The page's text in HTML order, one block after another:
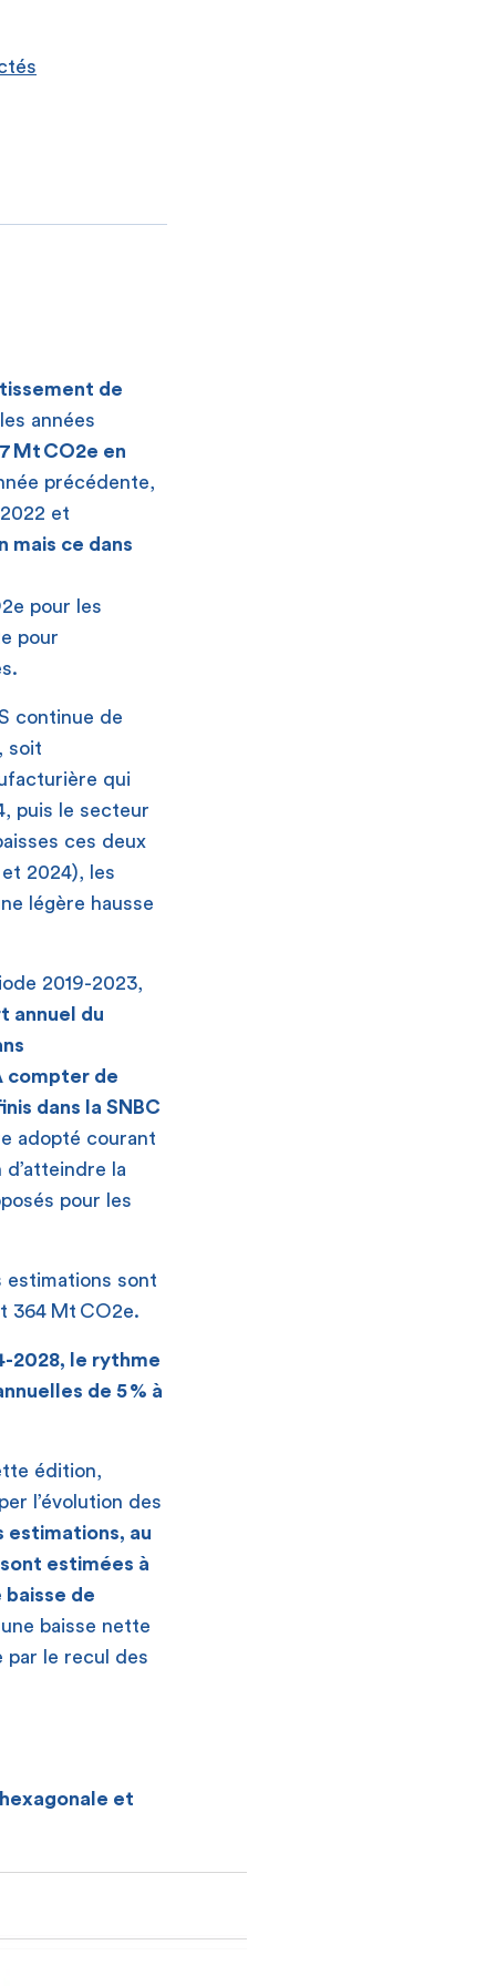
de
années
Mt CO2e en
précédente,
et
mais ce dans
2e pour les
e pour
continue de
soit
qui
puis le secteur
ces deux
2024), les
légère hausse
2019-2023,
annuel du
compter de
dans la SNBC
adopté courant
la
pour les
estimations sont
364 Mt CO2e.
2028, le rythme
de 5 % à
édition,
l’évolution des
estimations, au
estimées à
baisse de
baisse nette
par le recul des
et